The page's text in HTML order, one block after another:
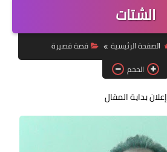
نصوص
قصة قصيرة
قصة قصيرة جداً
دراسات
مقالات
الشتات
الصفحة الرئيسية
قصة قصيرة
الحجم
إعلان بداية المقال